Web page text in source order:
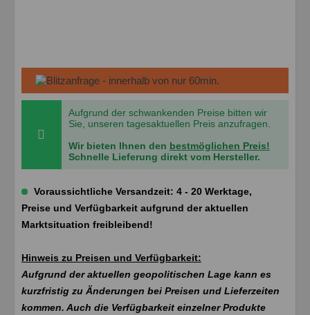
Aufgrund der schwankenden Preise bitten wir
Sie, unseren tagesaktuellen Preis anzufragen.
Wir bieten Ihnen den bestmöglichen Preis!
Schnelle Lieferung direkt vom Hersteller.
Voraussichtliche Versandzeit: 4 - 20 Werktage,
Preise und Verfügbarkeit aufgrund der aktuellen
Marktsituation freibleibend!
Hinweis zu Preisen und Verfügbarkeit:
Aufgrund der aktuellen geopolitischen Lage kann es
kurzfristig zu Änderungen bei Preisen und Lieferzeiten
kommen. Auch die Verfügbarkeit einzelner Produkte